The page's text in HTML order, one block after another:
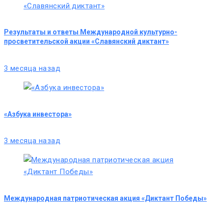
Результаты и ответы Международной культурно-
просветительской акции «Славянский диктант»
3 месяца назад
«Азбука инвестора»
3 месяца назад
Международная патриотическая акция «Диктант Победы»